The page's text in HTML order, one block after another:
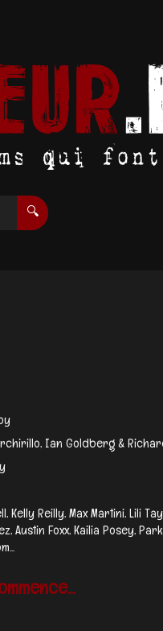
🔍
Ian Goldberg &
Kelly Reilly, Max Martini, Lili
Austin Foxx, Kailia Posey,